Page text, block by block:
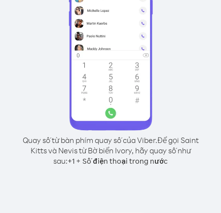
Quay số từ bàn phím quay số của Viber.Để gọi Saint
Kitts và Nevis từ Bờ biển Ivory, hãy quay số như
sau:+1 + Số điện thoại trong nước